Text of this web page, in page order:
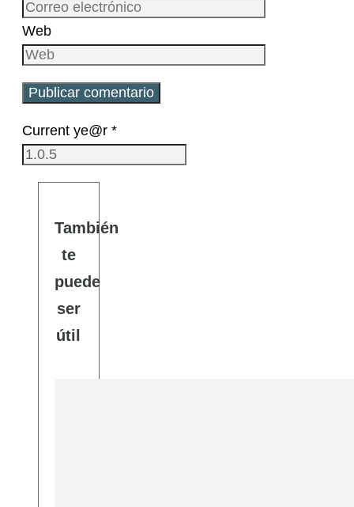
Web
Current ye@r *
También
te
puede
ser
útil